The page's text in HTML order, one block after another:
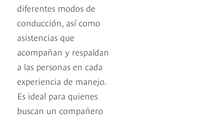
diferentes modos de
conducción, así como
asistencias que
acompañan y respaldan
a las personas en cada
experiencia de manejo.
Es ideal para quienes
buscan un compañero